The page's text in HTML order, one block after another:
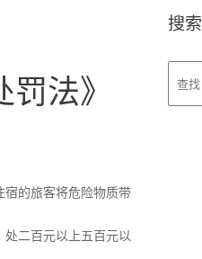
法》
的旅客将危险物质带
二百元以上五百元以
搜索